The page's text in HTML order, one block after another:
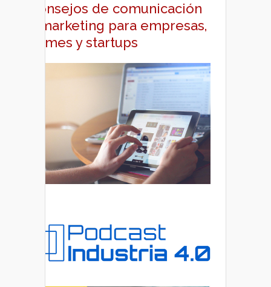
Consejos de comunicación
y marketing para empresas,
pymes y startups